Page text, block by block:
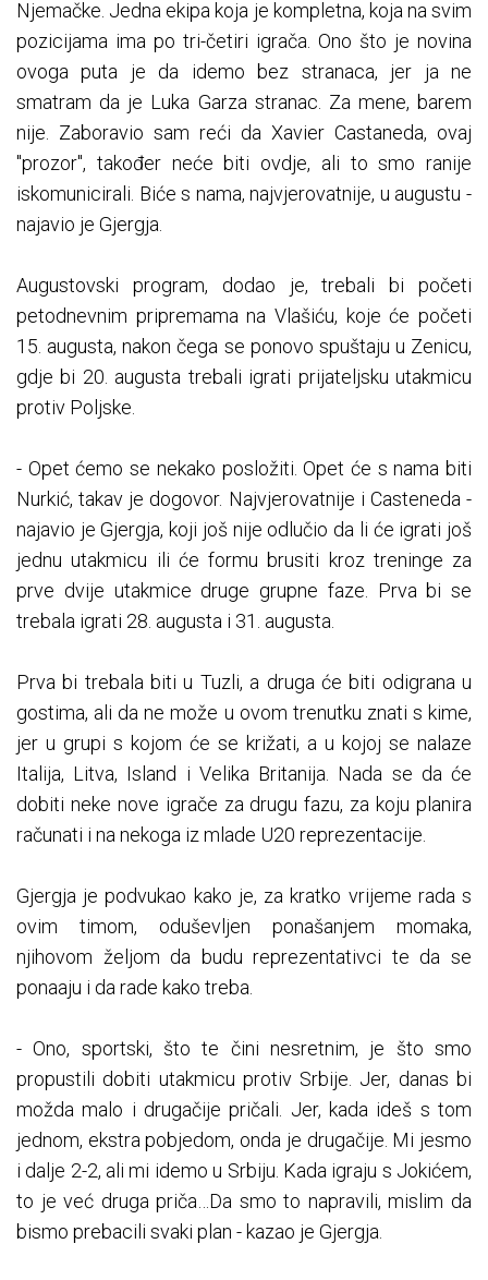
Njemačke. Jedna ekipa koja je kompletna, koja na svim
pozicijama ima po tri-četiri igrača. Ono što je novina
ovoga puta je da idemo bez stranaca, jer ja ne
smatram da je Luka Garza stranac. Za mene, barem
nije. Zaboravio sam reći da Xavier Castaneda, ovaj
"prozor", također neće biti ovdje, ali to smo ranije
iskomunicirali. Biće s nama, najvjerovatnije, u augustu -
najavio je Gjergja.
Augustovski program, dodao je, trebali bi početi
petodnevnim pripremama na Vlašiću, koje će početi
15. augusta, nakon čega se ponovo spuštaju u Zenicu,
gdje bi 20. augusta trebali igrati prijateljsku utakmicu
protiv Poljske.
- Opet ćemo se nekako posložiti. Opet će s nama biti
Nurkić, takav je dogovor. Najvjerovatnije i Casteneda -
najavio je Gjergja, koji još nije odlučio da li će igrati još
jednu utakmicu ili će formu brusiti kroz treninge za
prve dvije utakmice druge grupne faze. Prva bi se
trebala igrati 28. augusta i 31. augusta.
Prva bi trebala biti u Tuzli, a druga će biti odigrana u
gostima, ali da ne može u ovom trenutku znati s kime,
jer u grupi s kojom će se križati, a u kojoj se nalaze
Italija, Litva, Island i Velika Britanija. Nada se da će
dobiti neke nove igrače za drugu fazu, za koju planira
računati i na nekoga iz mlade U20 reprezentacije.
Gjergja je podvukao kako je, za kratko vrijeme rada s
ovim timom, oduševljen ponašanjem momaka,
njihovom željom da budu reprezentativci te da se
ponaaju i da rade kako treba.
- Ono, sportski, što te čini nesretnim, je što smo
propustili dobiti utakmicu protiv Srbije. Jer, danas bi
možda malo i drugačije pričali. Jer, kada ideš s tom
jednom, ekstra pobjedom, onda je drugačije. Mi jesmo
i dalje 2-2, ali mi idemo u Srbiju. Kada igraju s Jokićem,
to je već druga priča…Da smo to napravili, mislim da
bismo prebacili svaki plan - kazao je Gjergja.